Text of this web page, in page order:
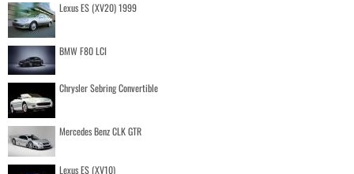
Lexus ES (XV20) 1999
BMW F80 LCI
Chrysler Sebring Convertible
Mercedes Benz CLK GTR
Lexus ES (XV10)